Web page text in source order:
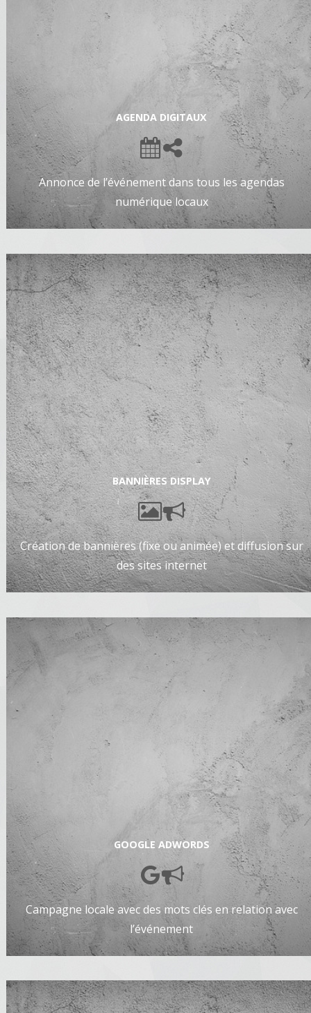
AGENDA DIGITAUX
Annonce de l’événement dans tous les agendas
numérique locaux
BANNIÈRES DISPLAY
Création de bannières (fixe ou animée) et diffusion sur
des sites internet
GOOGLE ADWORDS
Campagne locale avec des mots clés en relation avec
l’événement